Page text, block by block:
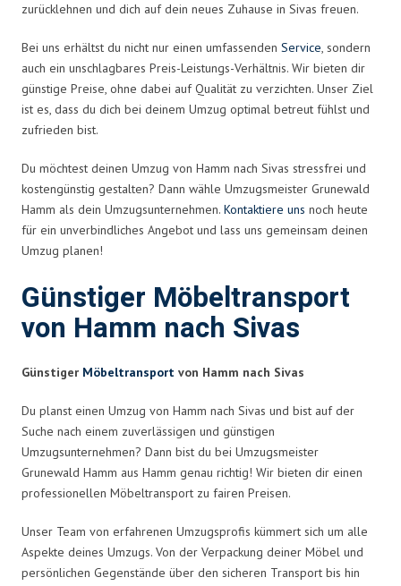
zurücklehnen und dich auf dein neues Zuhause in Sivas freuen.
Bei uns erhältst du nicht nur einen umfassenden Service, sondern
auch ein unschlagbares Preis-Leistungs-Verhältnis. Wir bieten dir
günstige Preise, ohne dabei auf Qualität zu verzichten. Unser Ziel
ist es, dass du dich bei deinem Umzug optimal betreut fühlst und
zufrieden bist.
Du möchtest deinen Umzug von Hamm nach Sivas stressfrei und
kostengünstig gestalten? Dann wähle Umzugsmeister Grunewald
Hamm als dein Umzugsunternehmen. Kontaktiere uns noch heute
für ein unverbindliches Angebot und lass uns gemeinsam deinen
Umzug planen!
Günstiger Möbeltransport
von Hamm nach Sivas
Günstiger Möbeltransport von Hamm nach Sivas
Du planst einen Umzug von Hamm nach Sivas und bist auf der
Suche nach einem zuverlässigen und günstigen
Umzugsunternehmen? Dann bist du bei Umzugsmeister
Grunewald Hamm aus Hamm genau richtig! Wir bieten dir einen
professionellen Möbeltransport zu fairen Preisen.
Unser Team von erfahrenen Umzugsprofis kümmert sich um alle
Aspekte deines Umzugs. Von der Verpackung deiner Möbel und
persönlichen Gegenstände über den sicheren Transport bis hin